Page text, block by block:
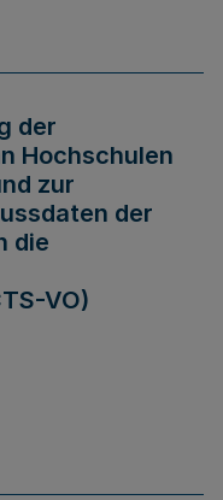
der
Hochschulen
zur
der
die
VO)